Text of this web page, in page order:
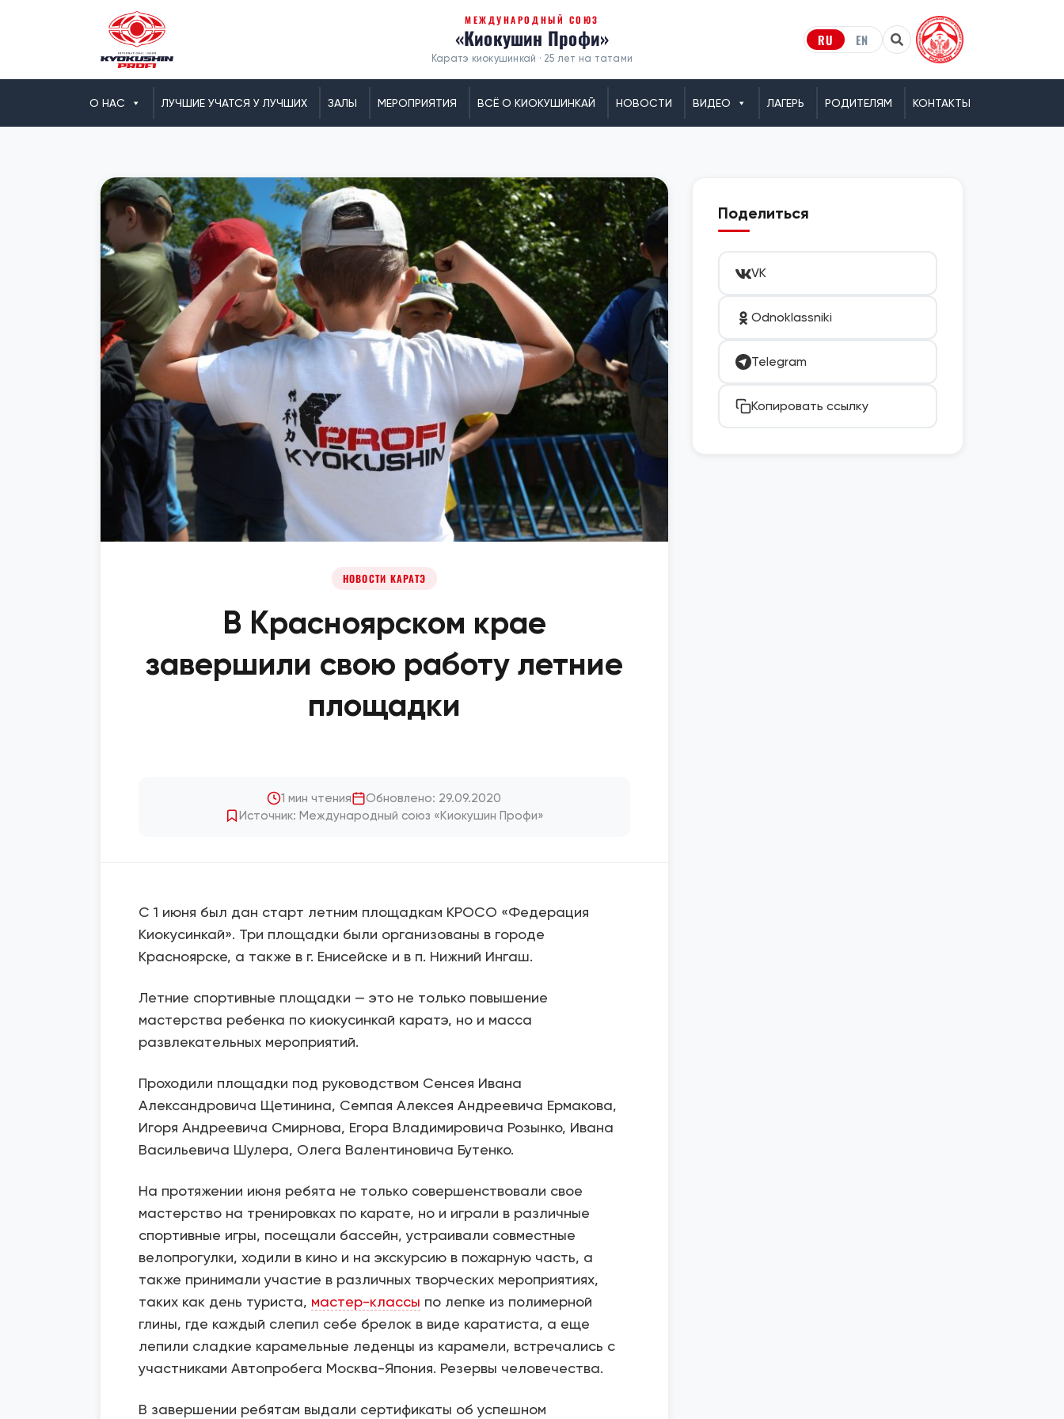
МЕЖДУНАРОДНЫЙ СОЮЗ
«Киокушин Профи»
Каратэ киокушинкай · 25 лет на татами
RU EN
О НАС ЛУЧШИЕ УЧАТСЯ У ЛУЧШИХ ЗАЛЫ МЕРОПРИЯТИЯ ВСЁ О КИОКУШИНКАЙ НОВОСТИ ВИДЕО ЛАГЕРЬ РОДИТЕЛЯМ КОНТАКТЫ
НОВОСТИ КАРАТЭ
В Красноярском крае
завершили свою работу летние
площадки
1 мин чтения
Обновлено: 29.09.2020
Источник: Международный союз «Киокушин Профи»
С 1 июня был дан старт летним площадкам КРОСО «Федерация
Киокусинкай». Три площадки были организованы в городе
Красноярске, а также в г. Енисейске и в п. Нижний Ингаш.
Летние спортивные площадки — это не только повышение
мастерства ребенка по киокусинкай каратэ, но и масса
развлекательных мероприятий.
Проходили площадки под руководством Сенсея Ивана
Александровича Щетинина, Семпая Алексея Андреевича Ермакова,
Игоря Андреевича Смирнова, Егора Владимировича Розынко, Ивана
Васильевича Шулера, Олега Валентиновича Бутенко.
На протяжении июня ребята не только совершенствовали свое
мастерство на тренировках по карате, но и играли в различные
спортивные игры, посещали бассейн, устраивали совместные
велопрогулки, ходили в кино и на экскурсию в пожарную часть, а
также принимали участие в различных творческих мероприятиях,
таких как день туриста, мастер-классы по лепке из полимерной
глины, где каждый слепил себе брелок в виде каратиста, а еще
лепили сладкие карамельные леденцы из карамели, встречались с
участниками Автопробега Москва-Япония. Резервы человечества.
В завершении ребятам выдали сертификаты об успешном
Поделиться
VK
Odnoklassniki
Telegram
Копировать ссылку